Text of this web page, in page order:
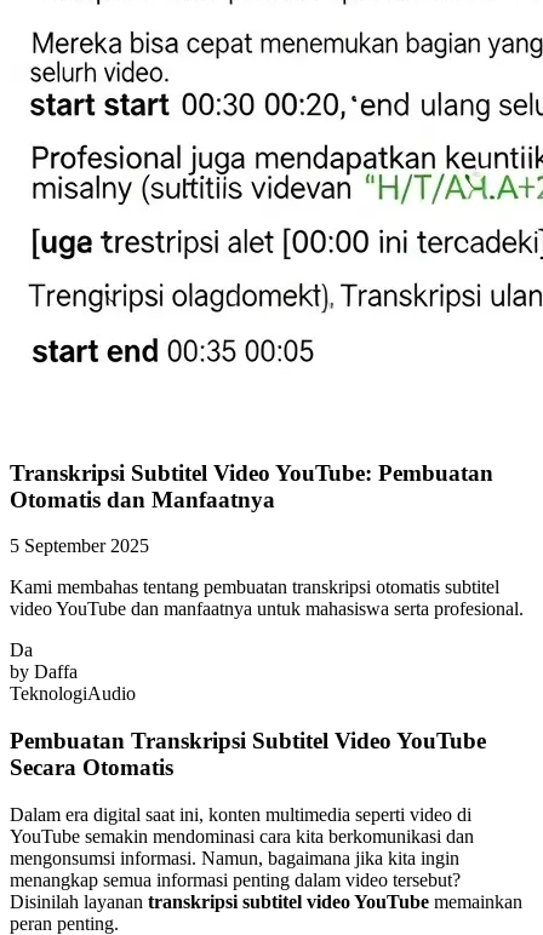
Transkripsi Subtitel Video YouTube: Pembuatan
Otomatis dan Manfaatnya
5 September 2025
Kami membahas tentang pembuatan transkripsi otomatis subtitel
video YouTube dan manfaatnya untuk mahasiswa serta profesional.
Da
by Daffa
TeknologiAudio
Pembuatan Transkripsi Subtitel Video YouTube
Secara Otomatis
Dalam era digital saat ini, konten multimedia seperti video di
YouTube semakin mendominasi cara kita berkomunikasi dan
mengonsumsi informasi. Namun, bagaimana jika kita ingin
menangkap semua informasi penting dalam video tersebut?
Disinilah layanan transkripsi subtitel video YouTube memainkan
peran penting.